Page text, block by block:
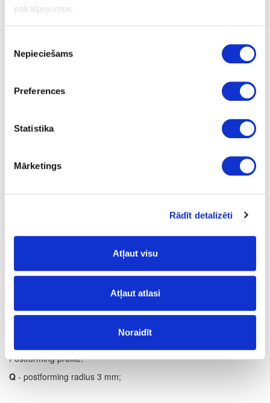
pakalpojumus.
izvēle
Nepieciešams
Preferences
Statistika
Mārketings
Rādīt detalizēti
Atļaut visu
Atļaut atlasi
Noraidīt
Surface structure:
Postforming profile:
Q - postforming radius 3 mm;